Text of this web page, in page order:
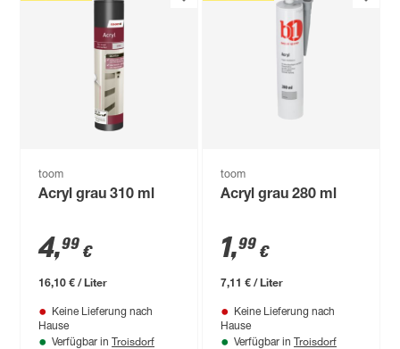
toom
Acryl grau 310 ml
4,99 €
16,10 € / Liter
Keine Lieferung nach
Hause
Verfügbar in Troisdorf
toom
Acryl grau 280 ml
1,99 €
7,11 € / Liter
Keine Lieferung nach
Hause
Verfügbar in Troisdorf